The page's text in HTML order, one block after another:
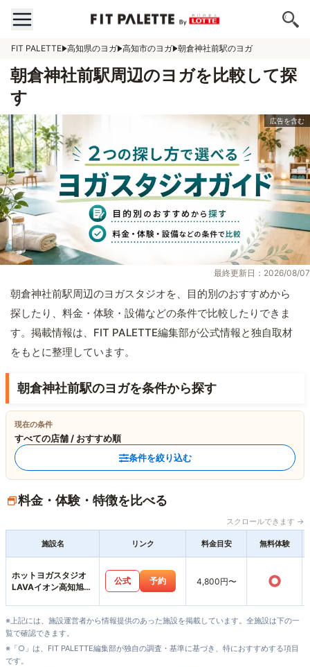
FIT PALETTE 高知県のヨガ 高知市のヨガ 朝倉神社前駅のヨガ
朝倉神社前駅周辺のヨガを比較して探
す
最終更新日：2026/08/07
朝倉神社前駅周辺のヨガスタジオを、目的別のおすすめから
探したり、料金・体験・設備などの条件で比較したりできま
す。掲載情報は、FIT PALETTE編集部が公式情報と独自取材
をもとに整理しています。
朝倉神社前駅のヨガを条件から探す
現在の条件
すべての店舗 / おすすめ順
条件を絞り込む
料金・体験・特徴を比べる
スクロールできます →
施設名 リンク 料金目安 無料体験
ホットヨガスタジオ
LAVAイオン高知旭町
公式 予約 4,800円〜 ○
※上記には、施設運営者から情報提供のあった施設を掲載しています。全施設は下の一
覧で確認できます。
※「○」は、FIT PALETTE編集部が独自の調査・基準に基づき、特におすすめする項目
です。